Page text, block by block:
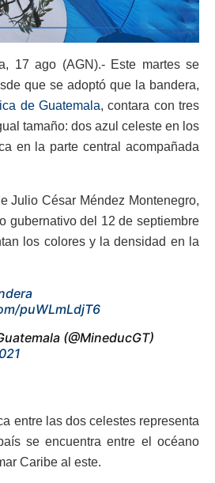
17 ago (AGN).- Este martes se
que se adoptó que la bandera,
de Guatemala, contara con tres
tamaño: dos azul celeste en los
en la parte central acompañada
Julio César Méndez Montenegro,
gubernativo del 12 de septiembre
los colores y la densidad en la
puWLmLdjT6
(@MineducGT)
entre las dos celestes representa
se encuentra entre el océano
Caribe al este.